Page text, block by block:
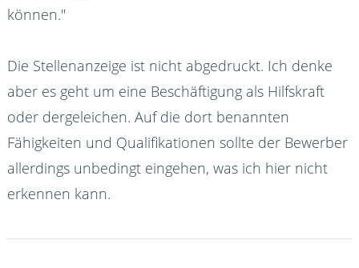
können."
Die Stellenanzeige ist nicht abgedruckt. Ich denke
aber es geht um eine Beschäftigung als Hilfskraft
oder dergeleichen. Auf die dort benannten
Fähigkeiten und Qualifikationen sollte der Bewerber
allerdings unbedingt eingehen, was ich hier nicht
erkennen kann.